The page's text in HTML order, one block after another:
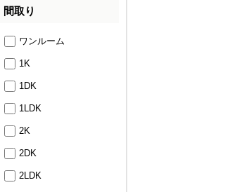
間取り
ワンルーム
1K
1DK
1LDK
2K
2DK
2LDK